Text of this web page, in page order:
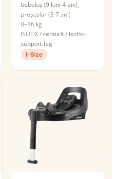
bebeluș (9 luni-4 ani),
preșcolar (3-7 ani)
0–36 kg
ISOFIX / centură / isofix-
support-leg
i-Size